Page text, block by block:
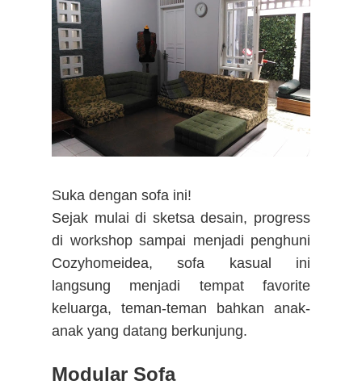
Suka dengan sofa ini!
Sejak mulai di sketsa desain, progress
di workshop sampai menjadi penghuni
Cozyhomeidea, sofa kasual ini
langsung menjadi tempat favorite
keluarga, teman-teman bahkan anak-
anak yang datang berkunjung.
Modular Sofa